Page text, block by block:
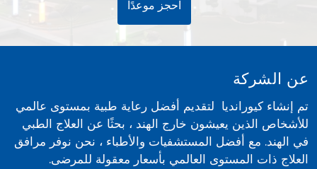
احجز موعدًا
عن الشركة
تم إنشاء كيورانديا لتقديم أفضل رعاية طبية بمستوى عالمي
للأشخاص الذين يعيشون خارج الهند ، بحثًا عن العلاج الطبي
في الهند. مع أفضل المستشفيات والأطباء ، نحن نوفر مرافق
العلاج ذات المستوى العالمي بأسعار معقولة للمرضى.